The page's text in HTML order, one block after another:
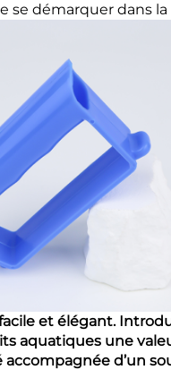
se démarquer dans
et élégant.
aquatiques une
d’un